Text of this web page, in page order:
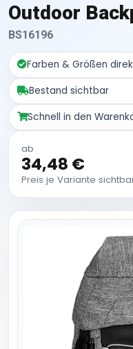
Outdoor
BS16196
Farben & Größen
Bestand sichtbar
Schnell in den
ab
34,48 €
Preis je Variante